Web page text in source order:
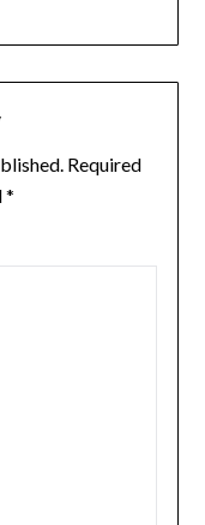
Required
*